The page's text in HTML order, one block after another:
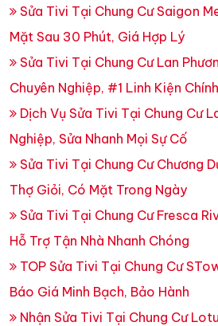
Sửa Tivi Tại Chung Cư Saigon
Mặt Sau 30 Phút, Giá Hợp Lý
Sửa Tivi Tại Chung Cư Lan
Chuyên Nghiệp, #1 Linh Kiện
Dịch Vụ Sửa Tivi Tại Chung Cư
Nghiệp, Sửa Nhanh Mọi Sự Cố
Sửa Tivi Tại Chung Cư Chương
Thợ Giỏi, Có Mặt Trong Ngày
Sửa Tivi Tại Chung Cư Fresca
Hỗ Trợ Tận Nhà Nhanh Chóng
TOP Sửa Tivi Tại Chung Cư
Báo Giá Minh Bạch, Bảo Hành
Nhận Sửa Tivi Tại Chung Cư